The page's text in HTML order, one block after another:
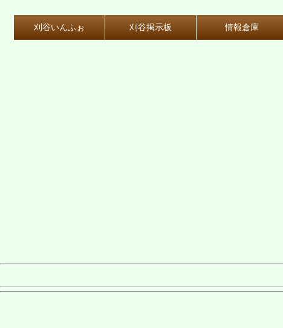
刈谷いんふぉ 刈谷掲示板 情報倉庫